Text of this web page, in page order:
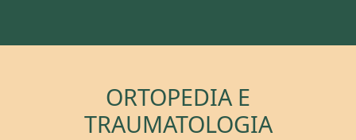
ORTOPEDIA E
TRAUMATOLOGIA